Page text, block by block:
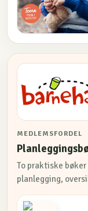
MEDLEMSFORDEL
To praktiske
planlegging,